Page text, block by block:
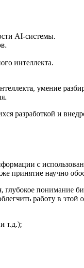
AI-системы.
интеллекта.
умение
разработкой и
с
принятие научно
понимание
работу в этой
т.д.);